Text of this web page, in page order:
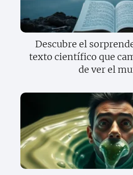
Descubre el
texto científico que
de ver el